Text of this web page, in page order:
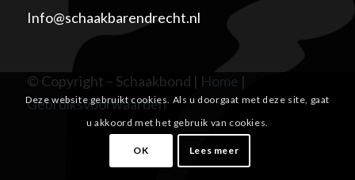
Info@schaakbarendrecht.nl
© Copyright – Schaakbond | Home |
Gebruiksvoorwaarden
Deze website gebruikt cookies. Als u doorgaat met deze site, gaat
u akkoord met het gebruik van cookies.
OK Lees meer